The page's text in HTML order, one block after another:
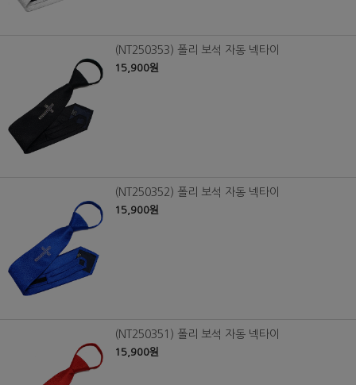
(NT250353) 폴리 보석 자동 넥타이
15,900원
(NT250352) 폴리 보석 자동 넥타이
15,900원
(NT250351) 폴리 보석 자동 넥타이
15,900원